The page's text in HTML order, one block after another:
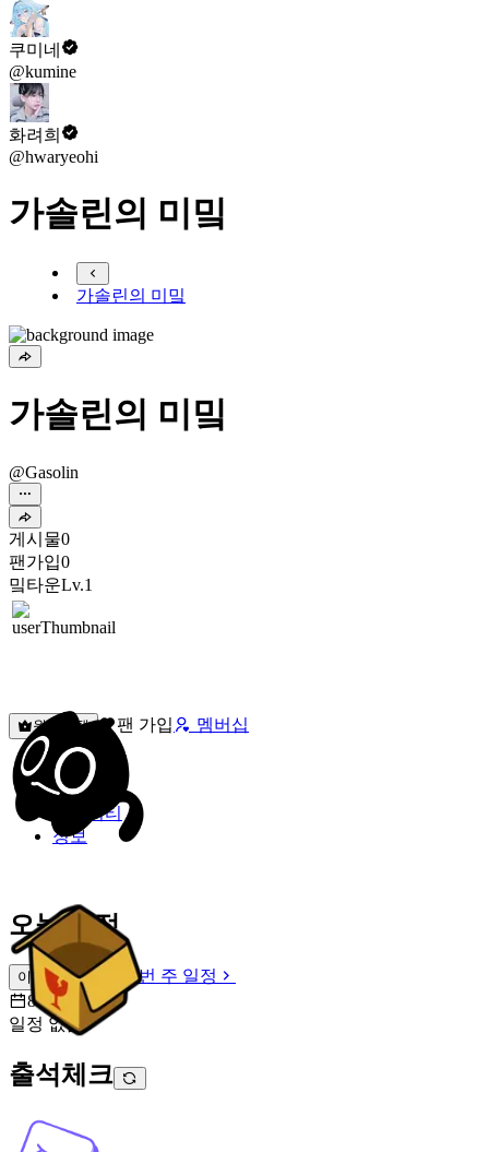
쿠미네
@kumine
화려희
@hwaryeohi
가솔린의 미밐
가솔린의 미밐
가솔린의 미밐
@Gasolin
게시물0
팬가입0
밐타운Lv.1
원픽선택 팬 가입 멤버십
밐타운
피드
커뮤니티
정보
오늘 일정
이번 주 일정
이번 주 일정
8월 8일 [토]
일정 없음
출석체크